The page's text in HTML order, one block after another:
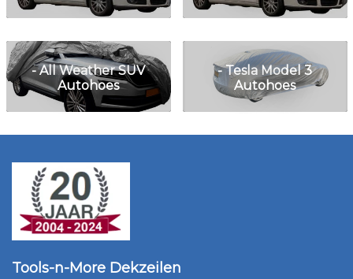
- All Weather SUV
Autohoes
- Tesla Model 3
Autohoes
Tools-n-More Dekzeilen